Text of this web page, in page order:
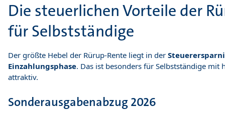
Die steuerlichen Vorteile der
für Selbstständige
Der größte Hebel der Rürup-Rente liegt in der
Einzahlungsphase. Das ist besonders für Selbstständige mit
attraktiv.
Sonderausgabenabzug 2026